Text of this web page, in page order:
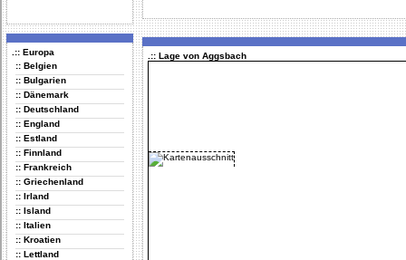
.:: Europa
:: Belgien
:: Bulgarien
:: Dänemark
:: Deutschland
:: England
:: Estland
:: Finnland
:: Frankreich
:: Griechenland
:: Irland
:: Island
:: Italien
:: Kroatien
:: Lettland
.:: Lage von Aggsbach